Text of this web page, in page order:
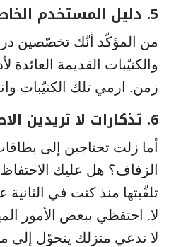
5. دليل المستخدم الخاص بأدوات قديمة:
من المؤكّد أنّك تخصّصين
والكتيّبات القديمة
زمن. ارمي تلك الكتيّبات
6. تذكارات لا تريدين الاحتفاظ بها فعلًا:
أما زلت تحتاجين إلى
الزفاف؟ هل عليك
تلقّيتها منذ كنت في
لا. احتفظي ببعض الأمور
لا تدعي منزلك يتحوّل إلى